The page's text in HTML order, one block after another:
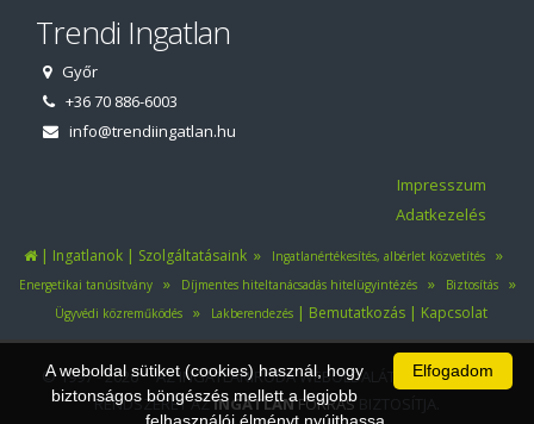
Trendi Ingatlan
Győr
+36 70 886-6003
info@trendiingatlan.hu
Impresszum
Adatkezelés
| Ingatlanok | Szolgáltatásaink » Ingatlanértékesítés, albérlet közvetítés »
Energetikai tanúsítvány» Díjmentes hiteltanácsadás hitelügyintézés» Biztosítás»
Ügyvédi közreműködés» Lakberendezés| Bemutatkozás| Kapcsolat
© 1997 - 2026 AZ INGATLANIRODA WEBOLDALÁT ÉS ÜGYVITELI
RENDSZERÉT AZINGATLANFORRÁSBIZTOSÍTJA.
Elfogadom
A weboldal sütiket (cookies) használ, hogy
biztonságos böngészés mellett a legjobb